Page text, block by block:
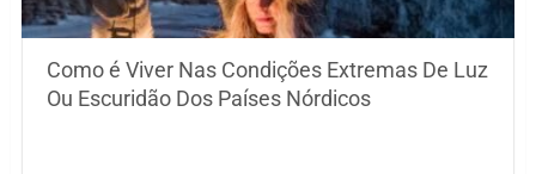
Como é Viver Nas Condições Extremas De Luz
Ou Escuridão Dos Países Nórdicos